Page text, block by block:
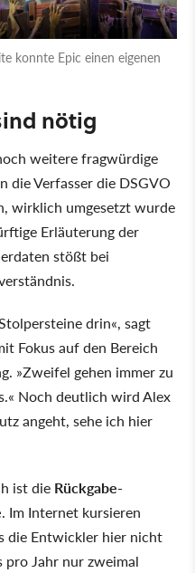
konnte Epic einen eigenen
nötig
weitere fragwürdige
die Verfasser die DSGVO
wirklich umgesetzt wurde
Erläuterung der
stößt bei
drin«, sagt
Fokus auf den Bereich
»Zweifel gehen immer zu
Noch deutlich wird Alex
angeht, sehe ich hier
ist die Rückgabe-
. Im Internet kursieren
die Entwickler hier nicht
pro Jahr nur zweimal